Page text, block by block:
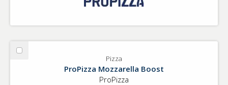
Välj
Pizza
ProPizza Mozzarella Boost
ProPizza